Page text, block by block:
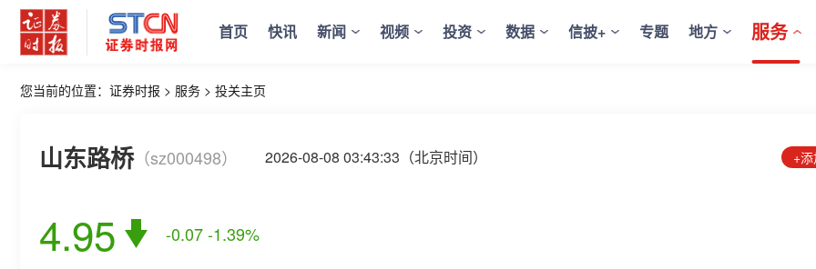
首页 快讯 新闻 视频 投资 数据 信披+ 专题 地方 服务
您当前的位置： 证券时报 > 服务 > 投关主页
山东路桥（sz000498） 2026-08-08 03:43:33（北京时间） +
4.95 -0.07-1.39%